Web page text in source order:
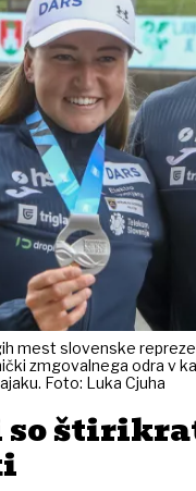
mest slovenske
zmgovalnega odra v
Foto: Luka Cjuha
so